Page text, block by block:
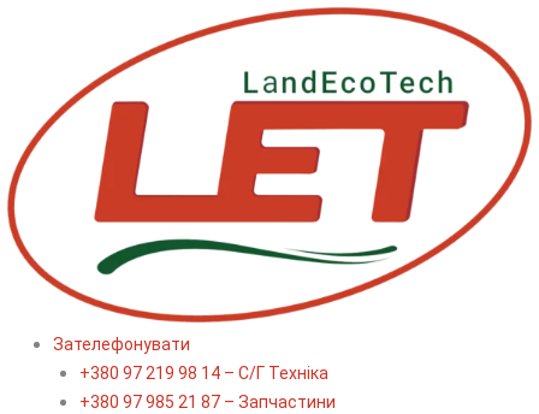
Зателефонувати
+380 97 219 98 14 – С/Г Техніка
+380 97 985 21 87 – Запчастини